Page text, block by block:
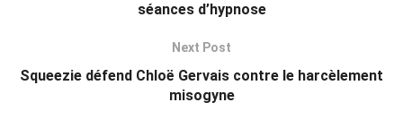
séances d’hypnose
Next Post
Squeezie défend Chloë Gervais contre le harcèlement
misogyne